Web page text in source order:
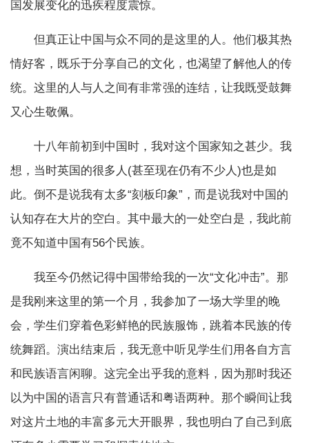
国发展变化的迅疾程度震惊。
但真正让中国与众不同的是这里的人。他们极其热
情好客，既乐于分享自己的文化，也渴望了解他人的传
统。这里的人与人之间有非常强的连结，让我既受鼓舞
又心生敬佩。
十八年前初到中国时，我对这个国家知之甚少。我
想，当时英国的很多人(甚至现在仍有不少人)也是如
此。倒不是说我有太多“刻板印象”，而是说我对中国的
认知存在大片的空白。其中最大的一处空白是，我此前
竟不知道中国有56个民族。
我至今仍然记得中国带给我的一次“文化冲击”。那
是我刚来这里的第一个月，我参加了一场大学里的晚
会，学生们穿着色彩鲜艳的民族服饰，跳着本民族的传
统舞蹈。演出结束后，我无意中听见学生们用各自方言
和民族语言闲聊。这完全出乎我的意料，因为那时我还
以为中国的语言只有普通话和粤语两种。那个瞬间让我
对这片土地的丰富多元大开眼界，我也明白了自己到底